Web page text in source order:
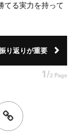
てる実力を持って
り返りが重要
1/2 Page